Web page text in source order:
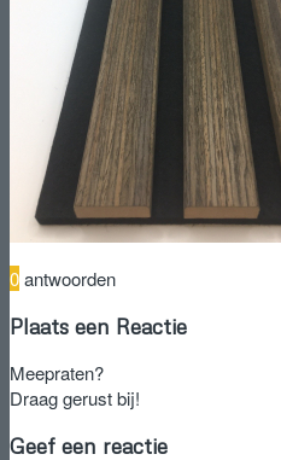
0antwoorden
Plaats een Reactie
Meepraten?
Draag gerust bij!
Geef een reactie